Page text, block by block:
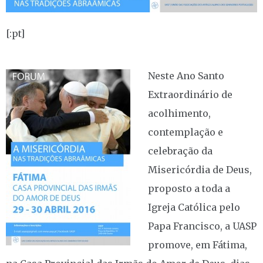
[:pt]
Neste Ano Santo
Extraordinário de
acolhimento,
contemplação e
celebração da
Misericórdia de Deus,
proposto a toda a
Igreja Católica pelo
Papa Francisco, a UASP
promove, em Fátima,